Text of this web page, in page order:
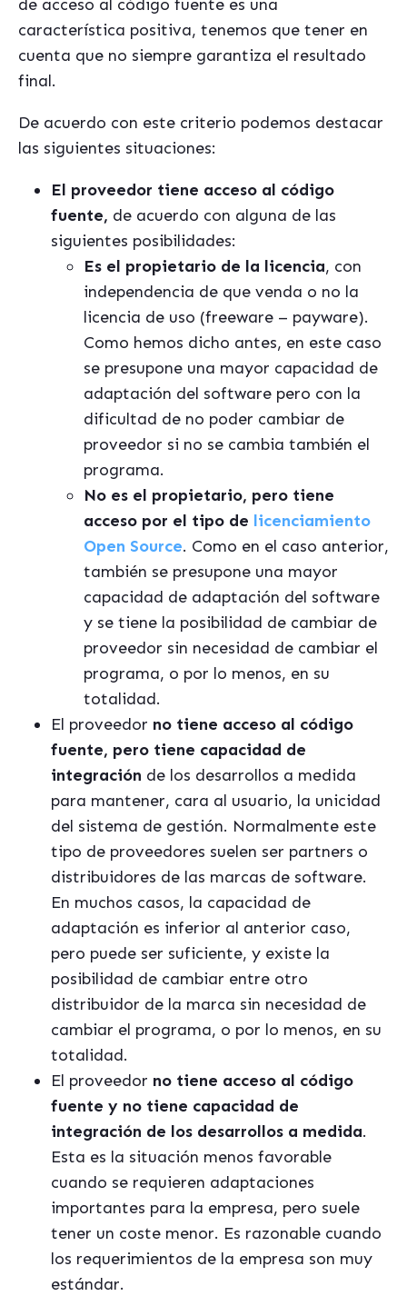
de acceso al código fuente es una
característica positiva, tenemos que tener en
cuenta que no siempre garantiza el resultado
final.
De acuerdo con este criterio podemos destacar
las siguientes situaciones:
El proveedor tiene acceso al código
fuente, de acuerdo con alguna de las
siguientes posibilidades:
Es el propietario de la licencia, con
independencia de que venda o no la
licencia de uso (freeware – payware).
Como hemos dicho antes, en este caso
se presupone una mayor capacidad de
adaptación del software pero con la
dificultad de no poder cambiar de
proveedor si no se cambia también el
programa.
No es el propietario, pero tiene
acceso por el tipo de licenciamiento
Open Source. Como en el caso anterior,
también se presupone una mayor
capacidad de adaptación del software
y se tiene la posibilidad de cambiar de
proveedor sin necesidad de cambiar el
programa, o por lo menos, en su
totalidad.
El proveedor no tiene acceso al código
fuente, pero tiene capacidad de
integración de los desarrollos a medida
para mantener, cara al usuario, la unicidad
del sistema de gestión. Normalmente este
tipo de proveedores suelen ser partners o
distribuidores de las marcas de software.
En muchos casos, la capacidad de
adaptación es inferior al anterior caso,
pero puede ser suficiente, y existe la
posibilidad de cambiar entre otro
distribuidor de la marca sin necesidad de
cambiar el programa, o por lo menos, en su
totalidad.
El proveedor no tiene acceso al código
fuente y no tiene capacidad de
integración de los desarrollos a medida.
Esta es la situación menos favorable
cuando se requieren adaptaciones
importantes para la empresa, pero suele
tener un coste menor. Es razonable cuando
los requerimientos de la empresa son muy
estándar.